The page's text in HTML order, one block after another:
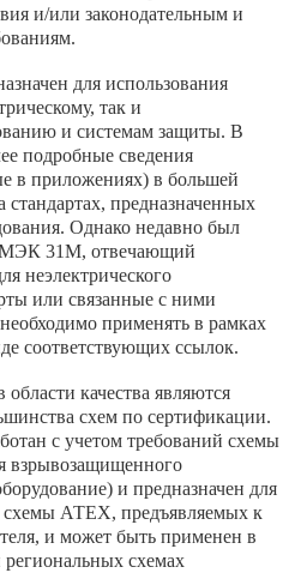
и/или законодательным и
для использования
так и
и системам защиты. В
подробные сведения
в приложениях) в большей
предназначенных
Однако недавно был
МЭК 31М, отвечающий
неэлектрического
или связанные с ними
применять в рамках
соответствующих ссылок.
качества являются
схем по сертификации.
с учетом требований схемы
взрывозащищенного
и предназначен для
схемы АТЕХ, предъявляемых к
и может быть применен в
схемах